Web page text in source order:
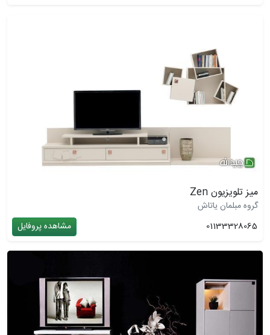
میز تلویزیون Zen
گروه مبلمان یاتاش
01133328065
مشاهده پروفایل